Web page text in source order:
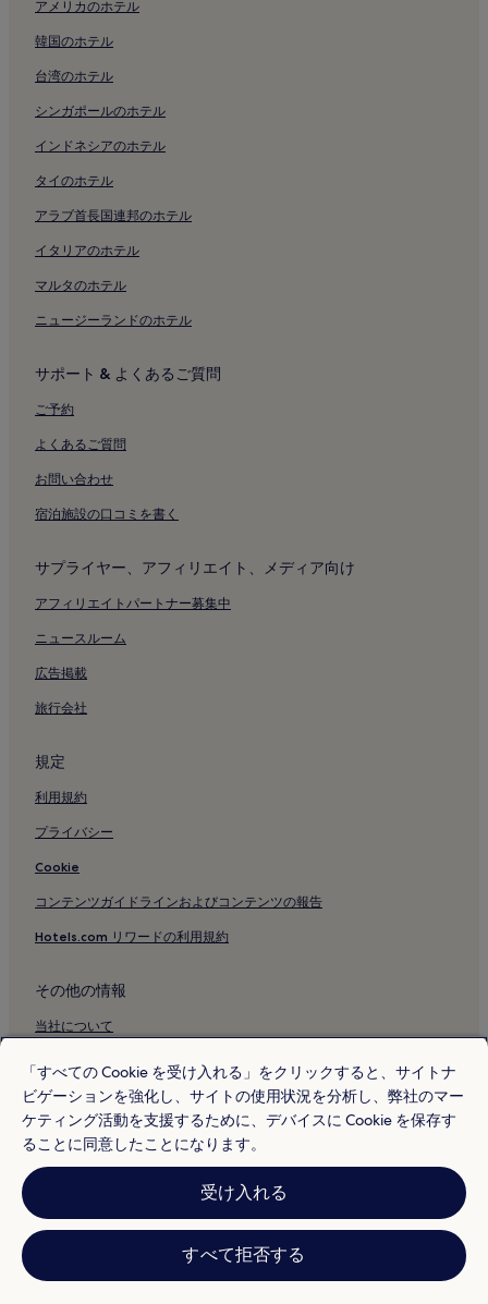
アメリカのホテル
韓国のホテル
台湾のホテル
シンガポールのホテル
インドネシアのホテル
タイのホテル
アラブ首長国連邦のホテル
イタリアのホテル
マルタのホテル
ニュージーランドのホテル
サポート & よくあるご質問
ご予約
よくあるご質問
お問い合わせ
宿泊施設の口コミを書く
サプライヤー、アフィリエイト、メディア向け
アフィリエイトパートナー募集中
ニュースルーム
広告掲載
旅行会社
規定
利用規約
プライバシー
Cookie
コンテンツガイドラインおよびコンテンツの報告
Hotels.com リワードの利用規約
その他の情報
当社について
旅行ガイド
Hotels.com リワード
* 一部のホテルは、チェックイン日の 24 時間以上前までにキャンセルす
ることを条件としています。詳細はウェブサイトでご覧ください。
© 2026 Hotels.com, L.P., an Expedia Group company. All rights reserved.
Hotels.com および Hotels.com のロゴは、Hotels.com, L.P. の商標または
「すべての Cookie を受け入れる」をクリックすると、サイトナ
ビゲーションを強化し、サイトの使用状況を分析し、弊社のマー
ケティング活動を支援するために、デバイスに Cookie を保存す
ることに同意したことになります。
受け入れる
すべて拒否する